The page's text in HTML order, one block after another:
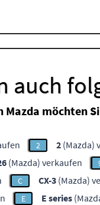
auch
Mazda möchten
2 2 (Mazda)
(Mazda) verkaufen
C CX-3 (Mazda)
E E series